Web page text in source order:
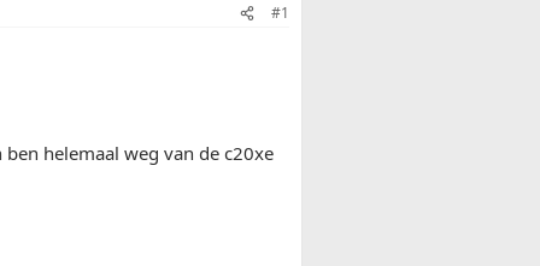
#1
helemaal weg van de c20xe